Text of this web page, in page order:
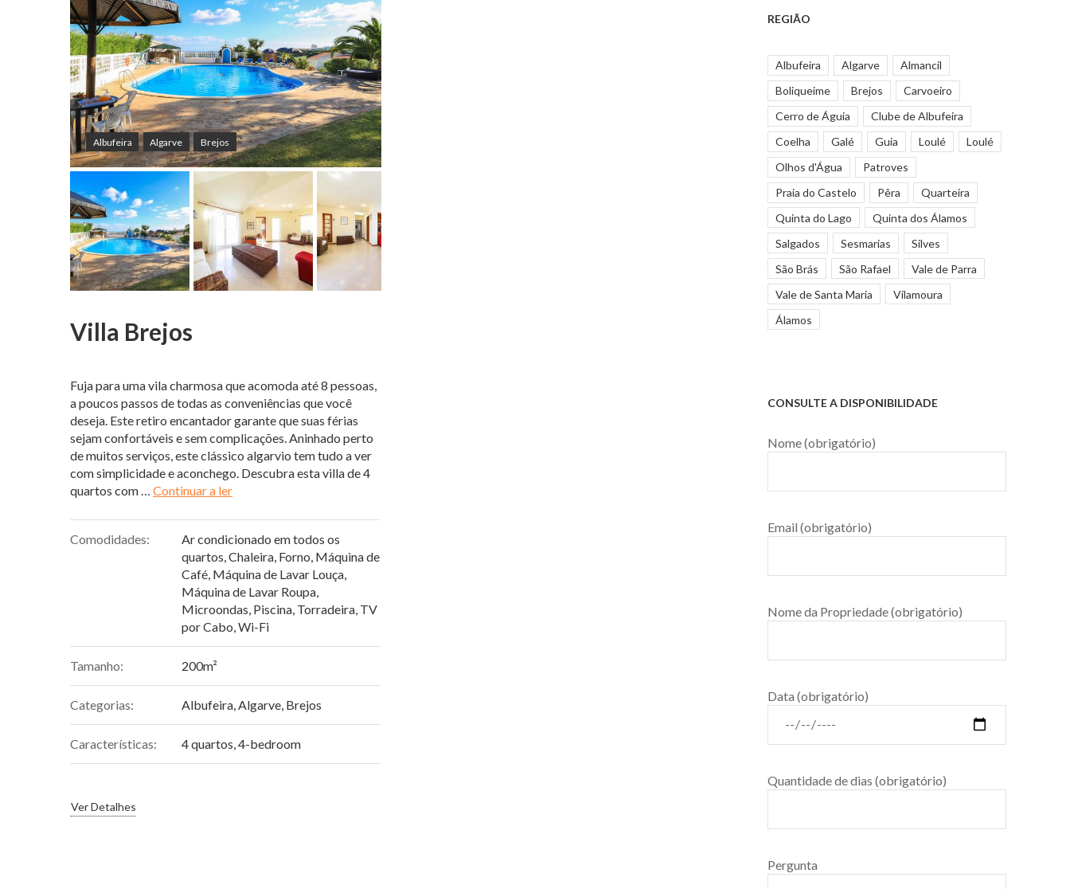
Albufeira Algarve Brejos
Villa Brejos
Fuja para uma vila charmosa que acomoda até 8 pessoas,
a poucos passos de todas as conveniências que você
deseja. Este retiro encantador garante que suas férias
sejam confortáveis e sem complicações. Aninhado perto
de muitos serviços, este clássico algarvio tem tudo a ver
com simplicidade e aconchego. Descubra esta villa de 4
quartos com … Continuar a ler“Villa Brejos”
Comodidades:
Ar condicionado em todos os
quartos,Chaleira, Forno, Máquina de
Café, Máquina de Lavar Louça,
Máquina de Lavar Roupa,
Microondas, Piscina, Torradeira, TV
por Cabo,Wi-Fi
Tamanho: 200m²
Categorias: Albufeira,Algarve, Brejos
Características: 4 quartos,4-bedroom
Ver Detalhes
REGIÃO
Albufeira Algarve
Almancil
Boliqueime
Brejos
Carvoeiro
Cerro de Águia
Clube de Albufeira
Coelha
Galé Guia Loulé
Loulé
Olhos d'Água
Patroves
Praia do Castelo
Pêra
Quarteira
Quinta do Lago
Quinta dos Álamos
Salgados
Sesmarias
Silves
São Brás
São Rafael
Vale de Parra
Vale de Santa Maria
Vilamoura
Álamos
CONSULTE A DISPONIBILIDADE
Nome (obrigatório)
Email (obrigatório)
Nome da Propriedade (obrigatório)
Data (obrigatório)
Quantidade de dias (obrigatório)
Pergunta